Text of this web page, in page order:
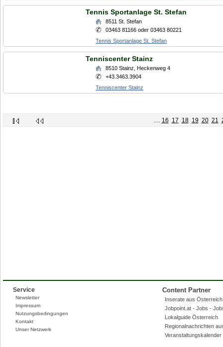
Tennis Sportanlage St. Stefan
8511 St. Stefan
03463 81166 oder 03463 80221
Tennis Sportanlage St. Stefan
Tenniscenter Stainz
8510 Stainz Heckenweg 4
+43.3463.3904
Tenniscenter Stainz
... 16 17 18 19 20 21
Service
Newsletter
Impressum
Nutzungsbedingungen
Kontakt
Unser Netzwerk
Content Partner
Inserate aus
Jobpoint.at - Jobs -
Lokalguide Österreich
Regionalnachrichten